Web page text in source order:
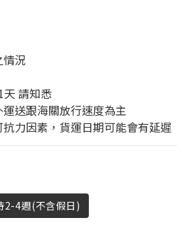
況
天 請知悉
送跟海關放行速度為主
力因素，貨運日期可能會有延遲
2-4週(不含假日)